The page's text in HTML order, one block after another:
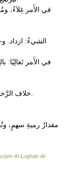
Al-Lughah Al-